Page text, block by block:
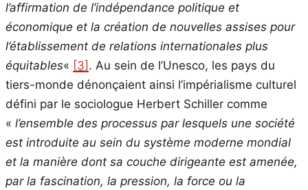
l’affirmation de l’indépendance politique et
économique et la création de nouvelles assises pour
l’établissement de relations internationales plus
équitables« [3] . Au sein de l’Unesco, les pays du
tiers-monde dénonçaient ainsi l’impérialisme culturel
défini par le sociologue Herbert Schiller comme
« l’ensemble des processus par lesquels une société
est introduite au sein du système moderne mondial
et la manière dont sa couche dirigeante est amenée,
par la fascination, la pression, la force ou la